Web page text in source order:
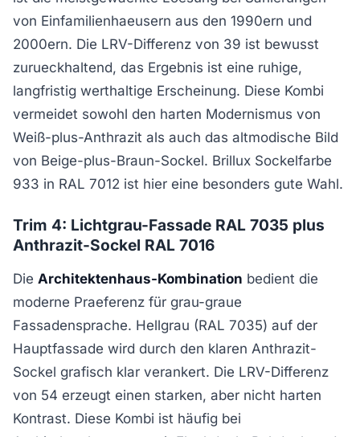
von Einfamilienhaeusern aus den 1990ern und
2000ern. Die LRV-Differenz von 39 ist bewusst
zurueckhaltend, das Ergebnis ist eine ruhige,
langfristig werthaltige Erscheinung. Diese Kombi
vermeidet sowohl den harten Modernismus von
Weiß-plus-Anthrazit als auch das altmodische Bild
von Beige-plus-Braun-Sockel. Brillux Sockelfarbe
933 in RAL 7012 ist hier eine besonders gute Wahl.
Trim 4: Lichtgrau-Fassade RAL 7035 plus
Anthrazit-Sockel RAL 7016
Die Architektenhaus-Kombination bedient die
moderne Praeferenz für grau-graue
Fassadensprache. Hellgrau (RAL 7035) auf der
Hauptfassade wird durch den klaren Anthrazit-
Sockel grafisch klar verankert. Die LRV-Differenz
von 54 erzeugt einen starken, aber nicht harten
Kontrast. Diese Kombi ist häufig bei